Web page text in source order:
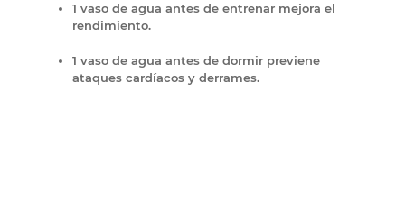
1 vaso de agua antes de entrenar mejora el
rendimiento.
1 vaso de agua antes de dormir previene
ataques cardíacos y derrames.